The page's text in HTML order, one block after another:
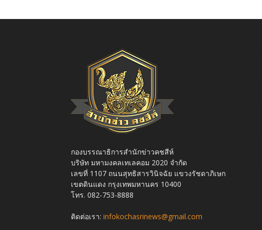
กองบรรณาธิการสำนักข่าวคชสีห์
บริษัท มหามงคลเทเลคอม 2020 จำกัด
เลขที่ 1107 ถนนสุทธิสารวินิจฉัย แขวงรัชดาภิเษก
เขตดินแดง กรุงเทพมหานคร 10400
โทร. 082-753-8888
ติดต่อเรา: infokochasrinews@gmail.com